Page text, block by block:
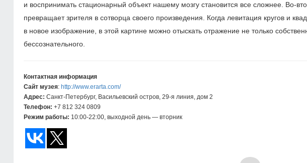
и воспринимать стационарный объект нашему мозгу становится все сложнее. Во-
превращает зрителя в сотворца своего произведения. Когда левитация кругов и
в новое изображение, в этой картине можно отыскать отражение не только
бессознательного.
Контактная информация
Сайт музея: http://www.erarta.com/
Адрес: Санкт-Петербург, Васильевский остров, 29-я линия, дом 2
Телефон: +7 812 324 0809
Режим работы: 10:00-22:00, выходной день — вторник